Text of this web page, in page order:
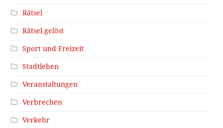
Rätsel
Rätsel gelöst
Sport und Freizeit
Stadtleben
Veranstaltungen
Verbrechen
Verkehr